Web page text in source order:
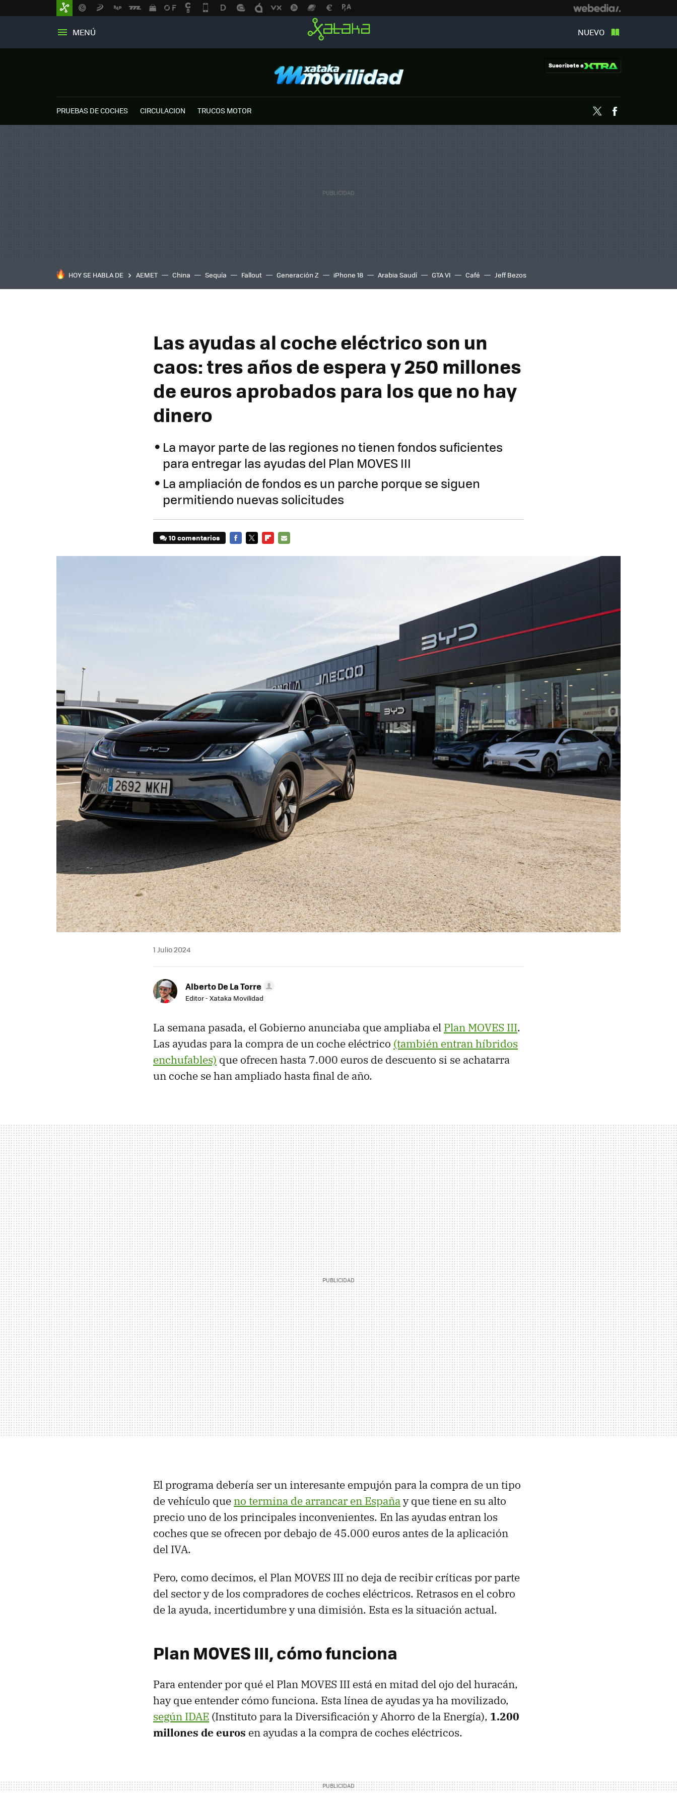
MENÚ NUEVO
Suscríbete a
PRUEBAS DE COCHES CIRCULACION TRUCOS MOTOR Twitter
HOY SE HABLA DE AEMET China Sequía Fallout Generación Z iPhone 18 Arabia Saudí GTA VI Café Jeff Bezos
Las ayudas al coche eléctrico son un
caos: tres años de espera y 250 millones
de euros aprobados para los que no hay
dinero
La mayor parte de las regiones no tienen fondos suficientes
para entregar las ayudas del Plan MOVES III
La ampliación de fondos es un parche porque se siguen
permitiendo nuevas solicitudes
10 comentarios
1 Julio 2024
Alberto De La Torre
Editor - Xataka Movilidad
La semana pasada, el Gobierno anunciaba que ampliaba el Plan MOVES III.
Las ayudas para la compra de un coche eléctrico (también entran híbridos
enchufables) que ofrecen hasta 7.000 euros de descuento si se achatarra
un coche se han ampliado hasta final de año.
El programa debería ser un interesante empujón para la compra de un tipo
de vehículo que no termina de arrancar en Españay que tiene en su alto
precio uno de los principales inconvenientes. En las ayudas entran los
coches que se ofrecen por debajo de 45.000 euros antes de la aplicación
del IVA.
Pero, como decimos, el Plan MOVES III no deja de recibir críticas por parte
del sector y de los compradores de coches eléctricos. Retrasos en el cobro
de la ayuda, incertidumbre y una dimisión. Esta es la situación actual.
Plan MOVES III, cómo funciona
Para entender por qué el Plan MOVES III está en mitad del ojo del huracán,
hay que entender cómo funciona. Esta línea de ayudas ya ha movilizado,
según IDAE (Instituto para la Diversificación y Ahorro de la Energía), 1.200
millones de euros en ayudas a la compra de coches eléctricos.